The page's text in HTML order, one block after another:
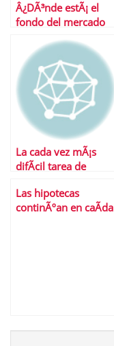
Â¿DÃ³nde estÃ¡ el
fondo del mercado
inmobiliario?
La cada vez mÃ¡s
difÃ­cil tarea de
Las hipotecas
continÃºan en caÃ­da